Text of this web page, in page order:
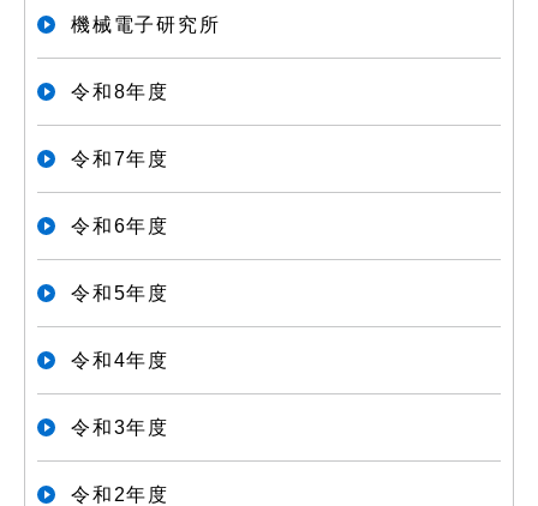
機械電子研究所
令和8年度
令和7年度
令和6年度
令和5年度
令和4年度
令和3年度
令和2年度